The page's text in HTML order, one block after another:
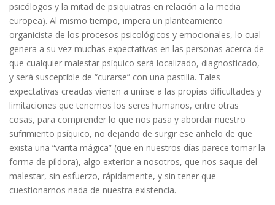
psicólogos y la mitad de psiquiatras en relación a la media
europea). Al mismo tiempo, impera un planteamiento
organicista de los procesos psicológicos y emocionales, lo cual
genera a su vez muchas expectativas en las personas acerca de
que cualquier malestar psíquico será localizado, diagnosticado,
y será susceptible de “curarse” con una pastilla. Tales
expectativas creadas vienen a unirse a las propias dificultades y
limitaciones que tenemos los seres humanos, entre otras
cosas, para comprender lo que nos pasa y abordar nuestro
sufrimiento psíquico, no dejando de surgir ese anhelo de que
exista una “varita mágica” (que en nuestros días parece tomar la
forma de píldora), algo exterior a nosotros, que nos saque del
malestar, sin esfuerzo, rápidamente, y sin tener que
cuestionarnos nada de nuestra existencia.